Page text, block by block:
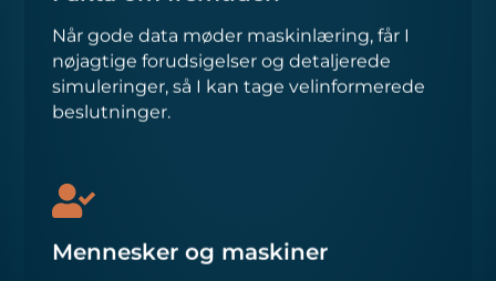
Når gode data møder maskinlæring, får I
nøjagtige forudsigelser og detaljerede
simuleringer, så I kan tage velinformerede
beslutninger.
Mennesker og maskiner